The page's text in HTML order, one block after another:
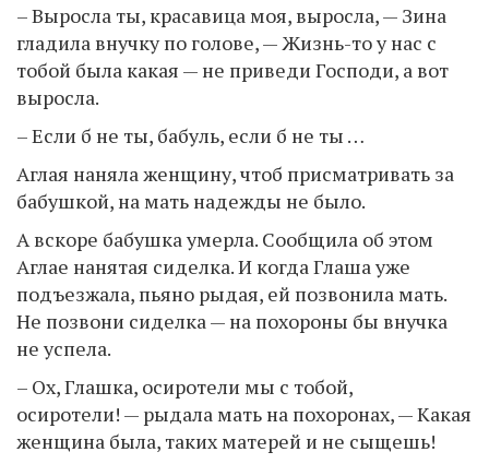
– Выросла ты, красавица моя, выросла, — Зина
гладила внучку по голове, — Жизнь-то у нас с
тобой была какая — не приведи Господи, а вот
выросла.
– Если б не ты, бабуль, если б не ты …
Аглая наняла женщину, чтоб присматривать за
бабушкой, на мать надежды не было.
А вскоре бабушка умерла. Сообщила об этом
Аглае нанятая сиделка. И когда Глаша уже
подъезжала, пьяно рыдая, ей позвонила мать.
Не позвони сиделка — на похороны бы внучка
не успела.
– Ох, Глашка, осиротели мы с тобой,
осиротели! — рыдала мать на похоронах, — Какая
женщина была, таких матерей и не сыщешь!